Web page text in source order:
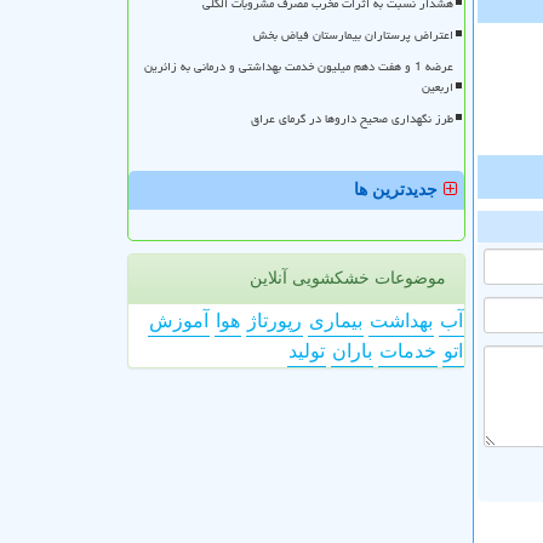
اعتراض پرستاران بیمارستان فیاض بخش
عرضه 1 و هفت دهم میلیون خدمت بهداشتی و درمانی به زائرین
اربعین
طرز نگهداری صحیح داروها در گرمای عراق
جدیدترین ها
موضوعات خشکشویی آنلاین
آب بهداشت بیماری رپورتاژ هوا
آموزش
اتو خدمات باران تولید